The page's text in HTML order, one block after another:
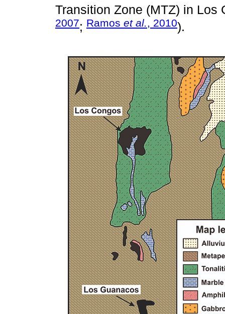
Transition Zone (MTZ) in Los
2007; Ramos et al., 2010).